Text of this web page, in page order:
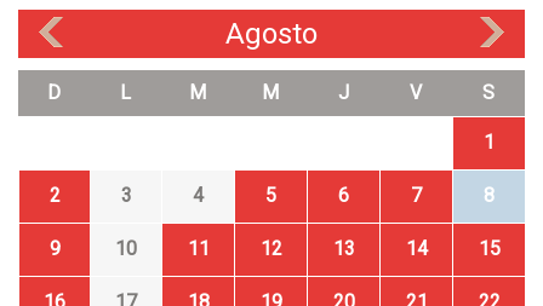
Agosto
D L M M J V S
1
2 3 4 5 6 7 8
9 10 11 12 13 14 15